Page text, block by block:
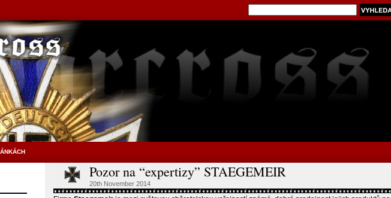
Pozor na “expertizy” STAEGEMEIR
20th November 2014